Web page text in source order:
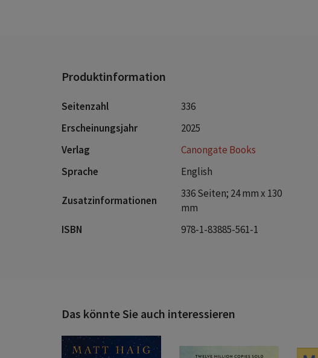
Produktinformation
Seitenzahl
336
Erscheinungsjahr
2025
Verlag
Canongate Books
Sprache
English
Zusatzinformationen
336 Seiten; 24 mm x 130
mm
ISBN
978-1-83885-561-1
Das könnte Sie auch interessieren